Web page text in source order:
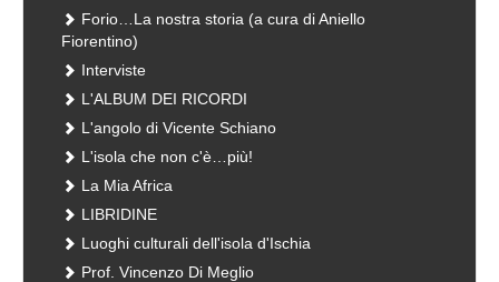
Forio…La nostra storia (a cura di Aniello
Fiorentino)
Interviste
L'ALBUM DEI RICORDI
L'angolo di Vicente Schiano
L'isola che non c'è…più!
La Mia Africa
LIBRIDINE
Luoghi culturali dell'isola d'Ischia
Prof. Vincenzo Di Meglio